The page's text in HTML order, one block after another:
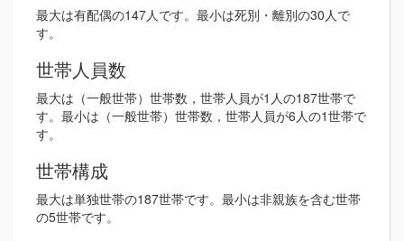
最大は有配偶の147人です。最小は死別・離別の30人で
す。
世帯人員数
最大は（一般世帯）世帯数，世帯人員が1人の187世帯で
す。最小は（一般世帯）世帯数，世帯人員が6人の1世帯で
す。
世帯構成
最大は単独世帯の187世帯です。最小は非親族を含む世帯
の5世帯です。